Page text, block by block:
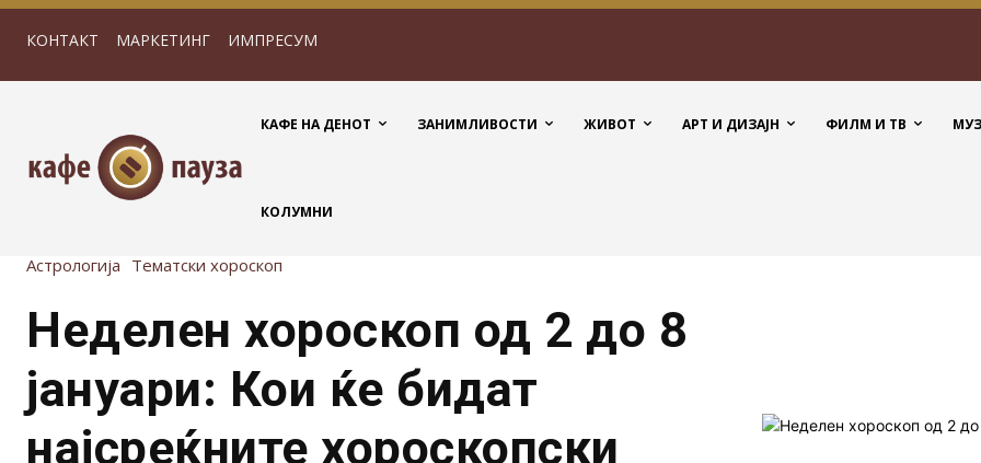
КОНТАКТ МАРКЕТИНГ ИМПРЕСУМ
КАФЕ НА ДЕНОТ ЗАНИМЛИВОСТИ ЖИВОТ АРТ И ДИЗАЈН ФИЛМ И ТВ
КОЛУМНИ
Астрологија Тематски хороскоп
Неделен хороскоп од 2 до 8
јануари: Кои ќе бидат
најсреќните хороскопски